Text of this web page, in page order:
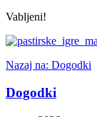
Vabljeni!
Nazaj na: Dogodki
Dogodki